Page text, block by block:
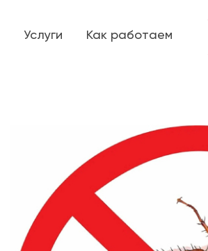
Услуги Как работаем